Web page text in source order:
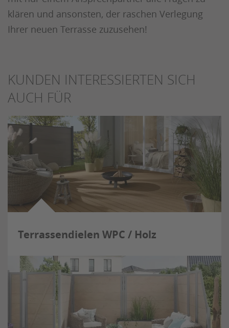
klären und ansonsten, der raschen Verlegung
Ihrer neuen Terrasse zuzusehen!
KUNDEN INTERESSIERTEN SICH
AUCH FÜR
Terrassendielen WPC / Holz